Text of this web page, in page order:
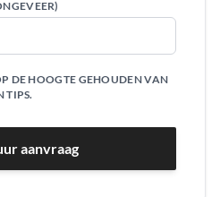
TIPS.
aanvraag